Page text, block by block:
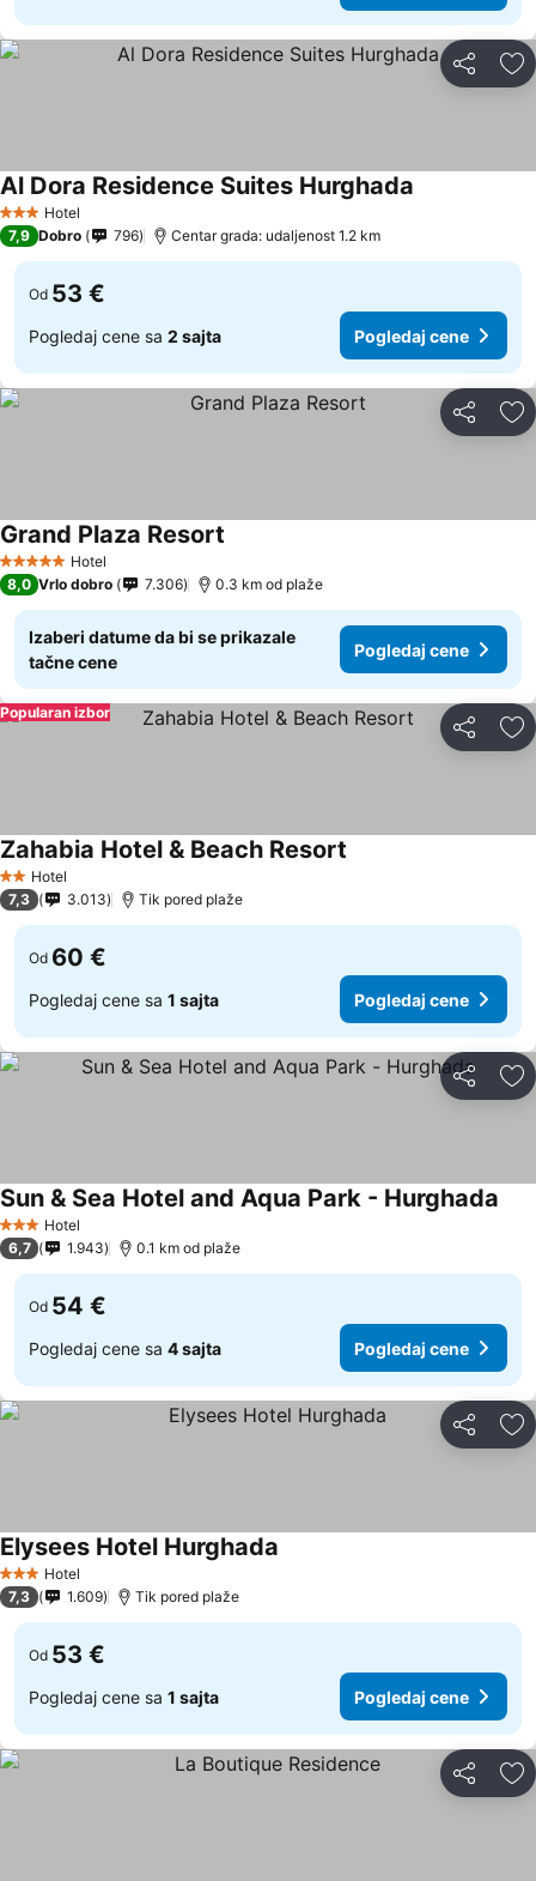
Deli
3 Zvezdice
Hotel
Al Dora Residence Suites Hurghada
7,9 Dobro 796 Centar grada: udaljenost 1.2 km
Od 53 €
Pogledaj cene sa 2 sajta Pogledaj cene
Deli
5 ZvezdiceHotel
Grand Plaza Resort
8,0 Vrlo dobro 7.306 0.3 km od plaže
Izaberi datume da bi se prikazale
tačne cene
Pogledaj cene
Deli
Popularan izbor
2 Zvezdice
Hotel
Zahabia Hotel & Beach Resort
7,3 3.013 Tik pored plaže
Od 60 €
Pogledaj cene sa 1 sajta Pogledaj cene
Deli
3 Zvezdice
Hotel
Sun & Sea Hotel and Aqua Park - Hurghada
6,7 1.943 0.1 km od plaže
Od 54 €
Pogledaj cene sa 4 sajta Pogledaj cene
Deli
3 Zvezdice
Hotel
Elysees Hotel Hurghada
7,3 1.609 Tik pored plaže
Od 53 €
Pogledaj cene sa 1 sajta Pogledaj cene
Deli